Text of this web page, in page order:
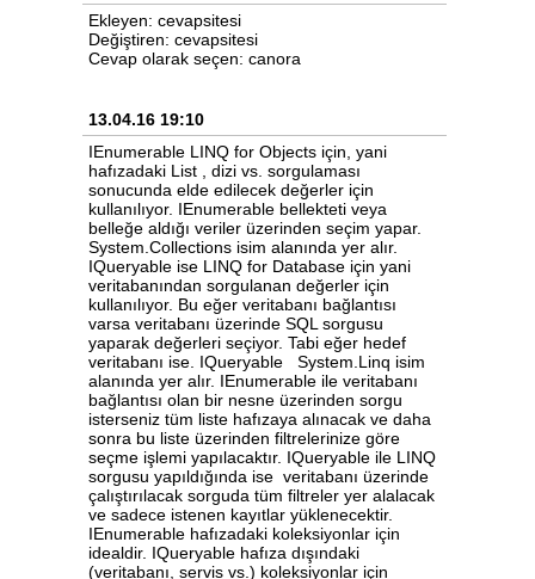
Ekleyen: cevapsitesi
Değiştiren: cevapsitesi
Cevap olarak seçen: canora
13.04.16 19:10
IEnumerable LINQ for Objects için, yani
hafızadaki List , dizi vs. sorgulaması
sonucunda elde edilecek değerler için
kullanılıyor. IEnumerable bellekteti veya
belleğe aldığı veriler üzerinden seçim yapar.
System.Collections isim alanında yer alır.
IQueryable ise LINQ for Database için yani
veritabanından sorgulanan değerler için
kullanılıyor. Bu eğer veritabanı bağlantısı
varsa veritabanı üzerinde SQL sorgusu
yaparak değerleri seçiyor. Tabi eğer hedef
veritabanı ise. IQueryable System.Linq isim
alanında yer alır. IEnumerable ile veritabanı
bağlantısı olan bir nesne üzerinden sorgu
isterseniz tüm liste hafızaya alınacak ve daha
sonra bu liste üzerinden filtrelerinize göre
seçme işlemi yapılacaktır. IQueryable ile LINQ
sorgusu yapıldığında ise veritabanı üzerinde
çalıştırılacak sorguda tüm filtreler yer alalacak
ve sadece istenen kayıtlar yüklenecektir.
IEnumerable hafızadaki koleksiyonlar için
idealdir. IQueryable hafıza dışındaki
(veritabanı, servis vs.) koleksiyonlar için